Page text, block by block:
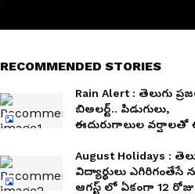
RECOMMENDED STORIES
Rain Alert : తెలుగు
బిఅలర్ట్.. పిడుగులు,
ఈదురుగాలుల వర్షాలతో
August Holidays :
విద్యార్థులు ఎగిరిగంతేసే
ఆగస్ట్ లో ఏకంగా 12